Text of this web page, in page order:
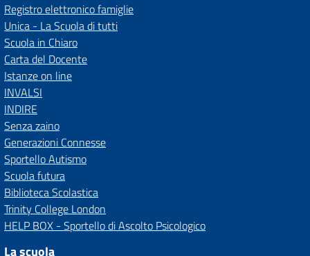
Registro elettronico famiglie
Unica - La Scuola di tutti
Scuola in Chiaro
Carta del Docente
Istanze on line
INVALSI
INDIRE
Senza zaino
Generazioni Connesse
Sportello Autismo
Scuola futura
Biblioteca Scolastica
Trinity College London
HELP BOX - Sportello di Ascolto Psicologico
La scuola